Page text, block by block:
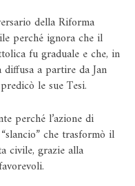
della Riforma
perché ignora che il
fu graduale e che, in
a partire da Jan
le sue Tesi.
perché l’azione di
che trasformò il
civile, grazie alla